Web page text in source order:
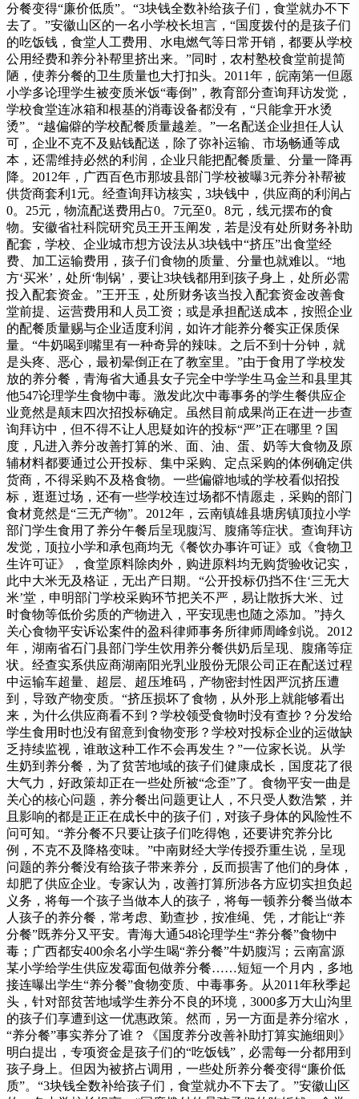
分餐变得“廉价低质”。“3块钱全数补给孩子们，食堂就办不下
去了。”安徽山区的一名小学校长坦言，“国度拨付的是孩子们
的吃饭钱，食堂人工费用、水电燃气等日常开销，都要从学校
公用经费和养分补帮里挤出来。”同时，农村塾校食堂前提简
陋，使养分餐的卫生质量也大打扣头。2011年，皖南第一但愿
小学多论理学生被变质米饭“毒倒”，教育部分查询拜访发觉，
学校食堂连冰箱和根基的消毒设备都没有，“只能拿开水烫
烫”。“越偏僻的学校配餐质量越差。”一名配送企业担任人认
可，企业不克不及贴钱配送，除了弥补运输、市场畅通等成
本，还需维持必然的利润，企业只能把配餐质量、分量一降再
降。2012年，广西百色市那坡县部门学校被曝3元养分补帮被
供货商套利1元。经查询拜访核实，3块钱中，供应商的利润占
0。25元，物流配送费用占0。7元至0。8元，线元摆布的食
物。安徽省社科院研究员王开玉阐发，若是没有处所财务补助
配套，学校、企业城市想方设法从3块钱中“挤压”出食堂经
费、加工运输费用，孩子们食物的质量、分量也就难以。“地
方‘买米’，处所‘制锅’，要让3块钱都用到孩子身上，处所必需
投入配套资金。”王开玉，处所财务该当投入配套资金改善食
堂前提、运营费用和人员工资；或是承担配送成本，按照企业
的配餐质量赐与企业适度利润，如许才能养分餐实正保质保
量。“牛奶喝到嘴里有一种奇异的辣味。之后不到十分钟，就
是头疼、恶心，最初晕倒正在了教室里。”由于食用了学校发
放的养分餐，青海省大通县女子完全中学学生马金兰和县里其
他547论理学生食物中毒。激发此次中毒事务的学生餐供应企
业竟然是颠末四次招投标确定。虽然目前成果尚正在进一步查
询拜访中，但不得不让人思疑如许的投标“严”正在哪里？国
度，凡进入养分改善打算的米、面、油、蛋、奶等大食物及原
辅材料都要通过公开投标、集中采购、定点采购的体例确定供
货商，不得采购不及格食物。一些偏僻地域的学校看似招投
标，逛逛过场，还有一些学校连过场都不情愿走，采购的部门
食材竟然是“三无产物”。2012年，云南镇雄县塘房镇顶拉小学
部门学生食用了养分午餐后呈现腹泻、腹痛等症状。查询拜访
发觉，顶拉小学和承包商均无《餐饮办事许可证》或《食物卫
生许可证》，食堂原料除肉外，购进原料均无购货验收记实，
此中大米无及格证，无出产日期。“公开投标仍挡不住‘三无大
米’堂，申明部门学校采购环节把关不严，易让散拆大米、过
时食物等低价劣质的产物进入，平安现患也随之添加。”持久
关心食物平安诉讼案件的盈科律师事务所律师周峰剑说。2012
年，湖南省石门县部门学生饮用养分餐供奶后呈现、腹痛等症
状。经查实系供应商湖南阳光乳业股份无限公司正在配送过程
中运输车超量、超层、超压堆码，产物密封性因严沉挤压遭
到，导致产物变质。“挤压损坏了食物，从外形上就能够看出
来，为什么供应商看不到？学校领受食物时没有查抄？分发给
学生食用时也没有留意到食物变形？学校对投标企业的运做缺
乏持续监视，谁敢这种工作不会再发生？”一位家长说。从学
生奶到养分餐，为了贫苦地域的孩子们健康成长，国度花了很
大气力，好政策却正在一些处所被“念歪”了。食物平安一曲是
关心的核心问题，养分餐出问题更让人，不只受人数浩繁，并
且影响的都是正正在成长中的孩子们，对孩子身体的风险性不
问可知。“养分餐不只要让孩子们吃得饱，还要讲究养分比
例，不克不及降格变味。”中南财经大学传授乔重生说，呈现
问题的养分餐没有给孩子带来养分，反而损害了他们的身体，
却肥了供应企业。专家认为，改善打算所涉各方应切实担负起
义务，将每一个孩子当做本人的孩子，将每一顿养分餐当做本
人孩子的养分餐，常考虑、勤查抄，按准绳、凭，才能让“养
分餐”既养分又平安。青海大通548论理学生“养分餐”食物中
毒；广西都安400余名小学生喝“养分餐”牛奶腹泻；云南富源
某小学给学生供应发霉面包做养分餐……短短一个月内，多地
接连曝出学生“养分餐”食物变质、中毒事务。从2011年秋季起
头，针对部贫苦地域学生养分不良的环境，3000多万大山沟里
的孩子们享遭到这一优惠政策。然而，另一方面是养分缩水，
“养分餐”事实养分了谁？《国度养分改善补助打算实施细则》
明白提出，专项资金是孩子们的“吃饭钱”，必需每一分都用到
孩子身上。但因为被挤占调用，一些处所养分餐变得“廉价低
质”。“3块钱全数补给孩子们，食堂就办不下去了。”安徽山区